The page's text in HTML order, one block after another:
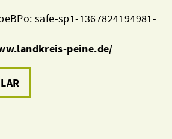
safe-sp1-1367824194981-
peine.de/